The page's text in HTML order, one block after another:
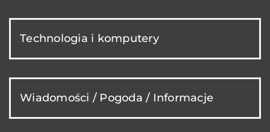
Technologia i komputery
Wiadomości / Pogoda / Informacje